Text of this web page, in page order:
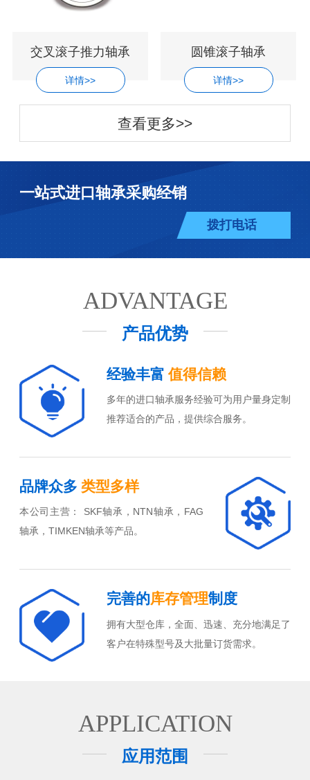
交叉滚子推力轴承
详情>>
圆锥滚子轴承
详情>>
查看更多>>
一站式进口轴承采购经销
拨打电话
ADVANTAGE
产品优势
经验丰富值得信赖
多年的进口轴承服务经验可为用户量身定制
推荐适合的产品，提供综合服务。
品牌众多 类型多样
本公司主营： SKF轴承，NTN轴承，FAG
轴承，TIMKEN轴承等产品。
完善的库存管理制度
拥有大型仓库，全面、迅速、充分地满足了
客户在特殊型号及大批量订货需求。
APPLICATION
应用范围